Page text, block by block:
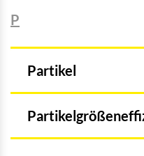
P
Partikel